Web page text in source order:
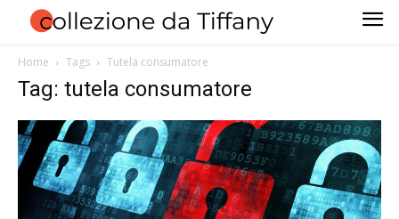
Home Tags Tutela consumatore
Tag: tutela consumatore